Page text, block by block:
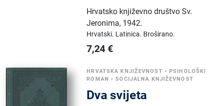
Hrvatsko književno društvo Sv.
Jeronima, 1942.
Hrvatski. Latinica. Broširano.
7,24 €
HRVATSKA KNJIŽEVNOST •PSIHOLOŠKI
ROMAN •SOCIJALNA KNJIŽEVNOST
Dva svijeta